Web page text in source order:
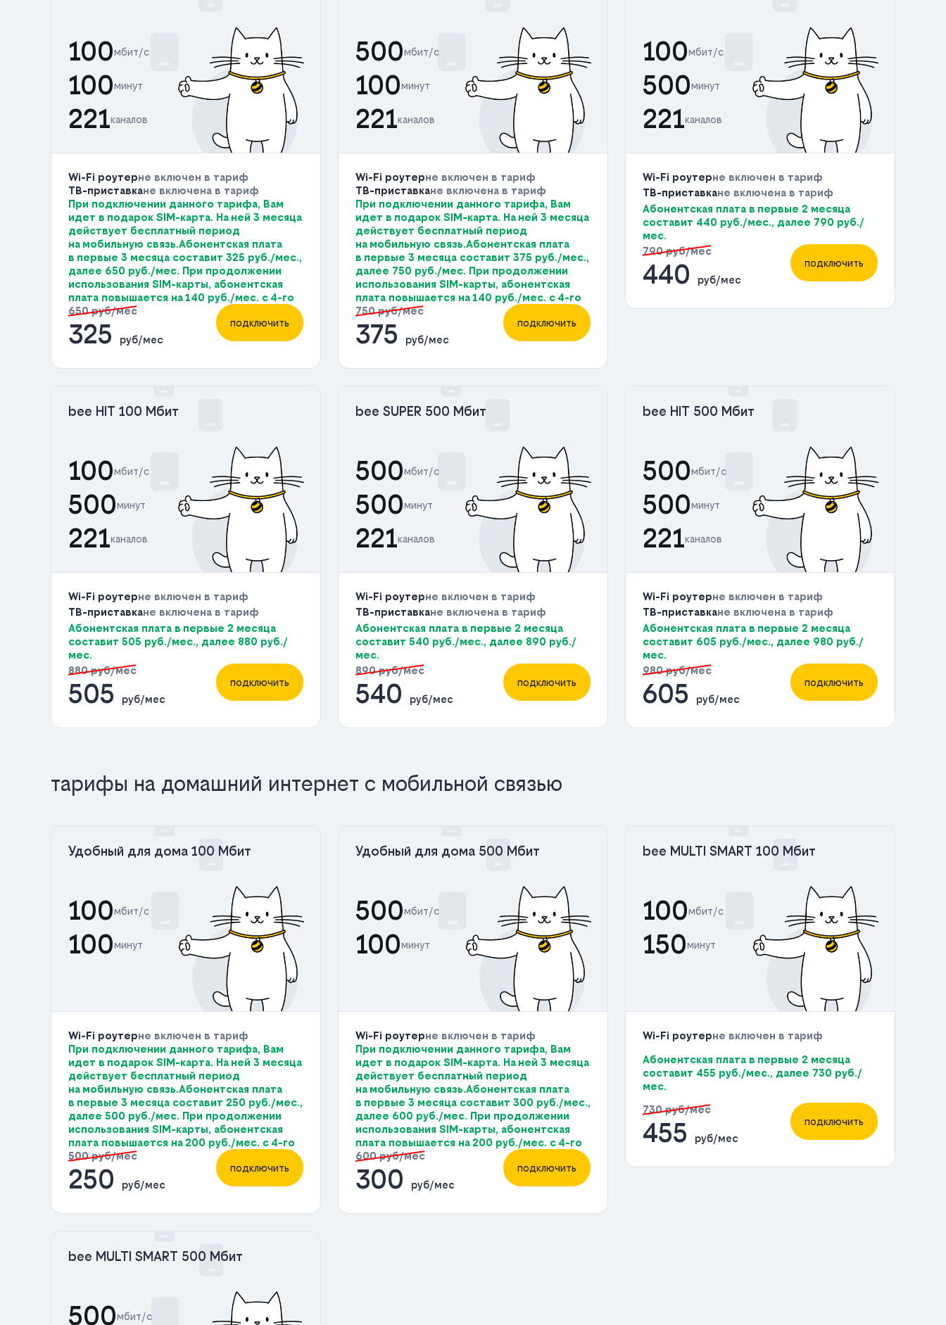
100мбит/с
100минут
221каналов
Wi-Fi роутерне включен в тариф
ТВ-приставкане включена в тариф
При подключении данного тарифа, Вам
идет в подарок SIM-карта. На ней 3 месяца
действует бесплатный период
на мобильную связь.Абонентская плата
в первые 3 месяца составит 325 руб./мес.,
далее 650 руб./мес. При продолжении
использования SIM-карты, абонентская
плата повышается на 140 руб./мес. с 4-го
650 руб/мес
325 руб/мес
подключить
500мбит/с
100минут
221каналов
Wi-Fi роутерне включен в тариф
ТВ-приставкане включена в тариф
При подключении данного тарифа, Вам
идет в подарок SIM-карта. На ней 3 месяца
действует бесплатный период
на мобильную связь.Абонентская плата
в первые 3 месяца составит 375 руб./мес.,
далее 750 руб./мес. При продолжении
использования SIM-карты, абонентская
плата повышается на 140 руб./мес. с 4-го
750 руб/мес
375 руб/мес
подключить
100мбит/с
500минут
221каналов
Wi-Fi роутерне включен в тариф
ТВ-приставкане включена в тариф
Абонентская плата в первые 2 месяца
составит 440 руб./мес., далее 790 руб./
мес.
790 руб/мес
440 руб/мес
подключить
bee HIT 100 Мбит
100мбит/с
500минут
221каналов
Wi-Fi роутерне включен в тариф
ТВ-приставкане включена в тариф
Абонентская плата в первые 2 месяца
составит 505 руб./мес., далее 880 руб./
мес.
880 руб/мес
505 руб/мес
подключить
bee SUPER 500 Мбит
500мбит/с
500минут
221каналов
Wi-Fi роутерне включен в тариф
ТВ-приставкане включена в тариф
Абонентская плата в первые 2 месяца
составит 540 руб./мес., далее 890 руб./
мес.
890 руб/мес
540 руб/мес
подключить
bee HIT 500 Мбит
500мбит/с
500минут
221каналов
Wi-Fi роутерне включен в тариф
ТВ-приставкане включена в тариф
Абонентская плата в первые 2 месяца
составит 605 руб./мес., далее 980 руб./
мес.
980 руб/мес
605 руб/мес
подключить
тарифы на домашний интернет с мобильной связью
Удобный для дома 100 Мбит
100мбит/с
100минут
Wi-Fi роутерне включен в тариф
При подключении данного тарифа, Вам
идет в подарок SIM-карта. На ней 3 месяца
действует бесплатный период
на мобильную связь.Абонентская плата
в первые 3 месяца составит 250 руб./мес.,
далее 500 руб./мес. При продолжении
использования SIM-карты, абонентская
плата повышается на 200 руб./мес. с 4-го
500 руб/мес
250 руб/мес
подключить
Удобный для дома 500 Мбит
500мбит/с
100минут
Wi-Fi роутерне включен в тариф
При подключении данного тарифа, Вам
идет в подарок SIM-карта. На ней 3 месяца
действует бесплатный период
на мобильную связь.Абонентская плата
в первые 3 месяца составит 300 руб./мес.,
далее 600 руб./мес. При продолжении
использования SIM-карты, абонентская
плата повышается на 200 руб./мес. с 4-го
600 руб/мес
300 руб/мес
подключить
bee MULTI SMART 100 Мбит
100мбит/с
150минут
Wi-Fi роутерне включен в тариф
Абонентская плата в первые 2 месяца
составит 455 руб./мес., далее 730 руб./
мес.
730 руб/мес
455 руб/мес
подключить
bee MULTI SMART 500 Мбит
500мбит/с